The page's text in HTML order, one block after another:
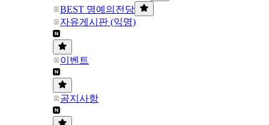
BEST 명예의전당
자유게시판 (익명)
이벤트
공지사항